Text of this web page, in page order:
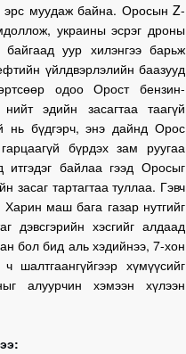
муудаж байна. Оросын Z-
украины эсрэг дроны
байгаад уур хилэнгээ барьж
үйлдвэрлэлийн баазууд
одоо Орост бензин-
эдийн засагтаа таагүй
нь бүдгэрч, энэ дайнд Орос
бүрдэх зам руугаа
байлаа гээд Оросыг
засаг тартагтаа туллаа. Гэвч
маш бага газар нутгийг
дэвсгэрийн хэсгийг алдаад
бол бид аль хэдийнээ, 7-хон
шалтгаангүйгээр хүмүүсийг
алуурчин хэмээн хүлээн